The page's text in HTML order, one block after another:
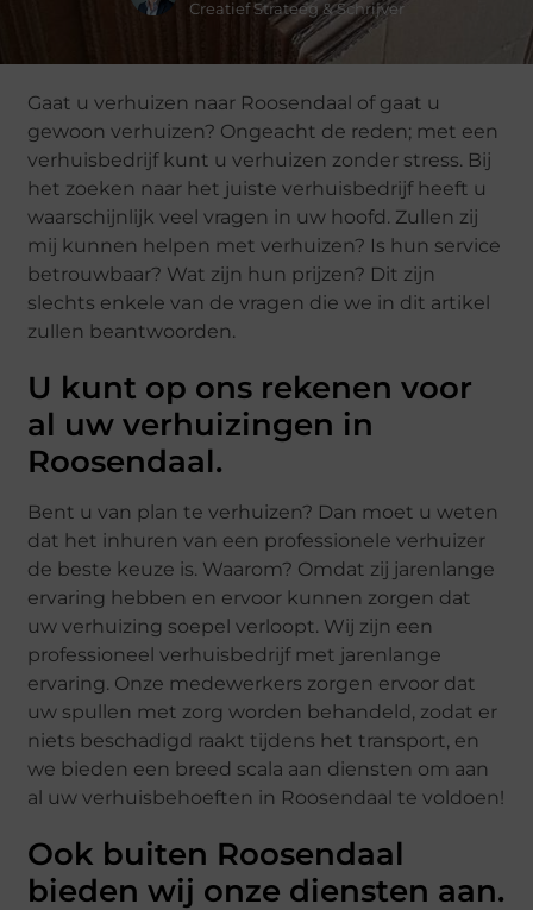
Creatief Strateeg & Schrijver
Gaat u verhuizen naar Roosendaal of gaat u
gewoon verhuizen? Ongeacht de reden; met een
verhuisbedrijf kunt u verhuizen zonder stress. Bij
het zoeken naar het juiste verhuisbedrijf heeft u
waarschijnlijk veel vragen in uw hoofd. Zullen zij
mij kunnen helpen met verhuizen? Is hun service
betrouwbaar? Wat zijn hun prijzen? Dit zijn
slechts enkele van de vragen die we in dit artikel
zullen beantwoorden.
U kunt op ons rekenen voor
al uw verhuizingen in
Roosendaal.
Bent u van plan te verhuizen? Dan moet u weten
dat het inhuren van een professionele verhuizer
de beste keuze is. Waarom? Omdat zij jarenlange
ervaring hebben en ervoor kunnen zorgen dat
uw verhuizing soepel verloopt. Wij zijn een
professioneel verhuisbedrijf met jarenlange
ervaring. Onze medewerkers zorgen ervoor dat
uw spullen met zorg worden behandeld, zodat er
niets beschadigd raakt tijdens het transport, en
we bieden een breed scala aan diensten om aan
al uw verhuisbehoeften in Roosendaal te voldoen!
Ook buiten Roosendaal
bieden wij onze diensten aan.